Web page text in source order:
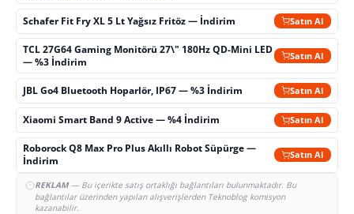
Schafer Fit Fry XL 5 Lt Yağsız Fritöz — İndirim Satın Al
TCL 27G64 Gaming Monitörü 27\" 180Hz QD-Mini LED
— %3 İndirim
Satın Al
JBL Go4 Bluetooth Hoparlör, IP67 — %3 İndirim Satın Al
Xiaomi Smart Band 9 Active — %4 İndirim Satın Al
Roborock Q8 Max Pro Plus Akıllı Robot Süpürge —
İndirim
Satın Al
REKLAM— Bu içerikte satış ortaklığı bağlantıları bulunmaktadır. Bu
bağlantılar üzerinden yapılan alışverişlerden Teknoblog komisyon
kazanabilir.